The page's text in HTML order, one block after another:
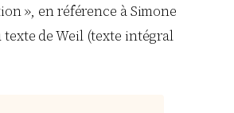
», en référence à Simone
texte de Weil (texte intégral